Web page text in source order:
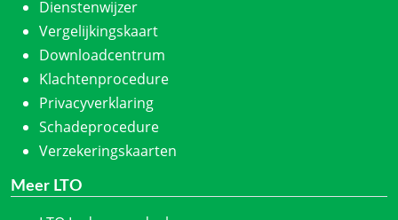
Dienstenwijzer
Vergelijkingskaart
Downloadcentrum
Klachtenprocedure
Privacyverklaring
Schadeprocedure
Verzekeringskaarten
Meer LTO